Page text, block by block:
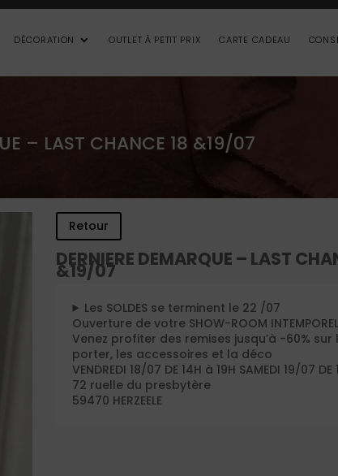
DÉCORATION OUTLET À PETIT PRIX CARTE CADEAU
– LAST CHANCE 18 &19/07
Retour
DERNIERE DEMARQUE – LAST
&19/07
Les SOLDES se terminent le 22 /07
Ouverture de votre SHOW-ROOM INTEMPOREL
Venez profiter des remises jusqu’à -60%
porter, les accessoires et la déco
VENDREDI 18/07 DE 14H à 19H SAMEDI 19/07 DE
72 ruelle du presbytère
59470 HERZEELE